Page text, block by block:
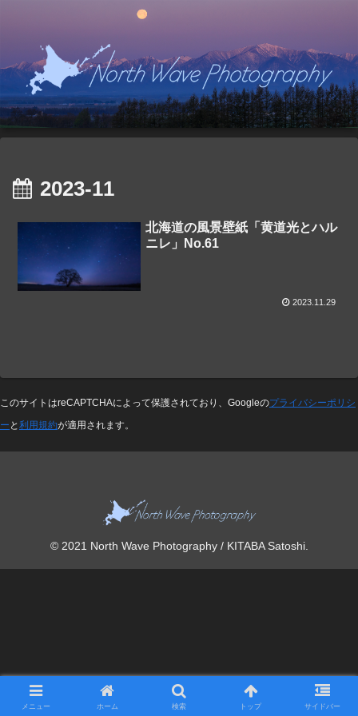
2023-11
北海道の風景壁紙「黄道光とハル
ニレ」No.61
2023.11.29
このサイトはreCAPTCHAによって保護されており、Googleのプライバシーポリシ
ー と 利用規約が適用されます。
© 2021 North Wave Photography / KITABA Satoshi.
メニュー ホーム 検索 トップ サイドバー